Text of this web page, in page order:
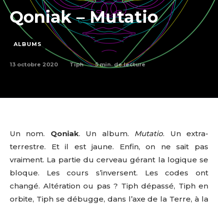
Qoniak – Mutatio
ALBUMS
13 octobre 2020 Tiph 5min. de lecture
Un nom. Qoniak. Un album. Mutatio. Un extra-
terrestre. Et il est jaune. Enfin, on ne sait pas
vraiment. La partie du cerveau gérant la logique se
bloque. Les cours s’inversent. Les codes ont
changé. Altération ou pas ? Tiph dépassé, Tiph en
orbite, Tiph se débugge, dans l’axe de la Terre, à la